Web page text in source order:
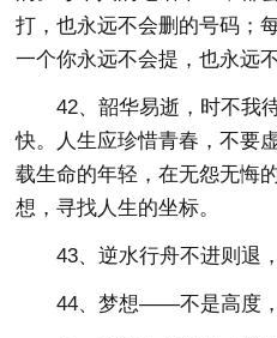
打，也永远不会删的号码；
一个你永远不会提，也永远
42、韶华易逝，时不我
快。人生应珍惜青春，不要
载生命的年轻，在无怨无悔
想，寻找人生的坐标。
43、逆水行舟不进则退
44、梦想——不是高度